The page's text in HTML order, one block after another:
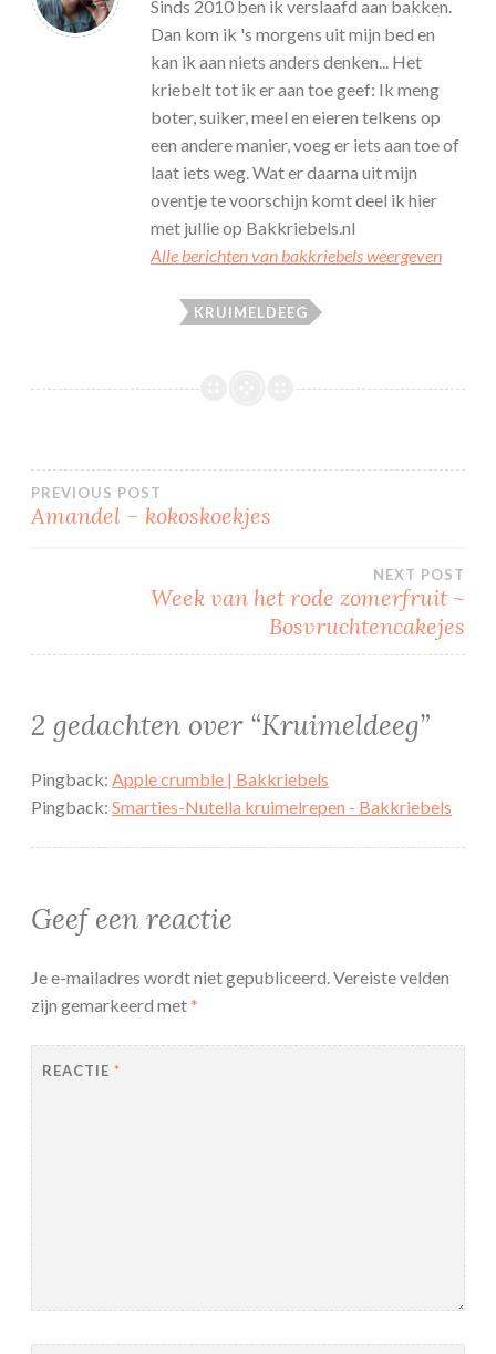
Sinds 2010 ben ik verslaafd aan bakken.
Dan kom ik 's morgens uit mijn bed en
kan ik aan niets anders denken... Het
kriebelt tot ik er aan toe geef: Ik meng
boter, suiker, meel en eieren telkens op
een andere manier, voeg er iets aan toe of
laat iets weg. Wat er daarna uit mijn
oventje te voorschijn komt deel ik hier
met jullie op Bakkriebels.nl
Alle berichten van bakkriebels weergeven
KRUIMELDEEG
Bericht
PREVIOUS POST
Amandel – kokoskoekjes
NEXT POST
Week van het rode zomerfruit ~
Bosvruchtencakejes
2 gedachten over “Kruimeldeeg”
Pingback: Apple crumble | Bakkriebels
Pingback: Smarties-Nutella kruimelrepen - Bakkriebels
Geef een reactie
Je e-mailadres wordt niet gepubliceerd.Vereiste velden
zijn gemarkeerd met*
REACTIE *